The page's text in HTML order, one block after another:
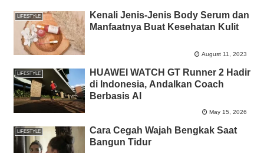
LIFESTYLE
Kenali Jenis-Jenis Body Serum dan
Manfaatnya Buat Kesehatan Kulit
August 11, 2023
LIFESTYLE
HUAWEI WATCH GT Runner 2 Hadir
di Indonesia, Andalkan Coach
Berbasis AI
May 15, 2026
LIFESTYLE
Cara Cegah Wajah Bengkak Saat
Bangun Tidur